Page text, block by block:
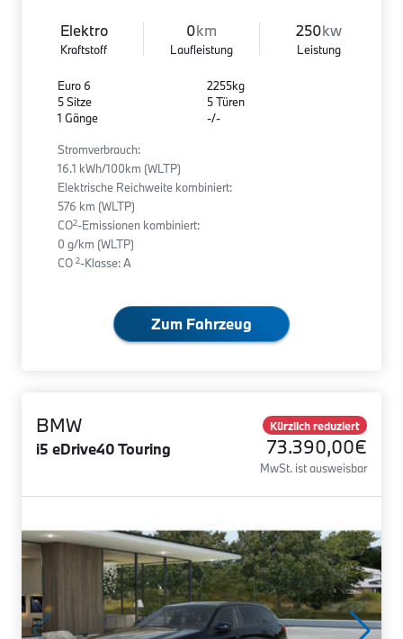
Elektro
Kraftstoff
0km
Laufleistung
250kw
Leistung
Euro 6
5 Sitze
1 Gänge
2255kg
5 Türen
-/-
Stromverbrauch:
16.1 kWh/100km (WLTP)
Elektrische Reichweite kombiniert:
576 km (WLTP)
CO2-Emissionen kombiniert:
0 g/km (WLTP)
CO 2-Klasse: A
Zum Fahrzeug
BMW
i5 eDrive40 Touring
Kürzlich reduziert
73.390,00€
MwSt. ist ausweisbar